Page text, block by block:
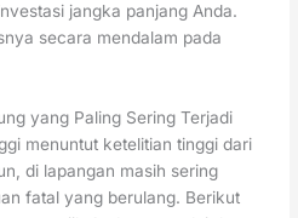
jangka panjang Anda.
secara mendalam pada
yang Paling Sering Terjadi
menuntut ketelitian tinggi dari
di lapangan masih sering
fatal yang berulang. Berikut